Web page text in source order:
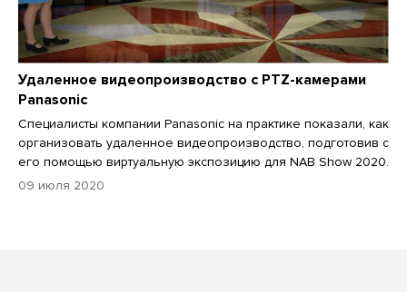
Удаленное видеопроизводство с PTZ-камерами
Panasonic
Специалисты компании Panasonic на практике показали, как
организовать удаленное видеопроизводство, подготовив с
его помощью виртуальную экспозицию для NAB Show 2020.
09 июля 2020